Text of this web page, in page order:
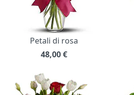
Petali di rosa
48,00€